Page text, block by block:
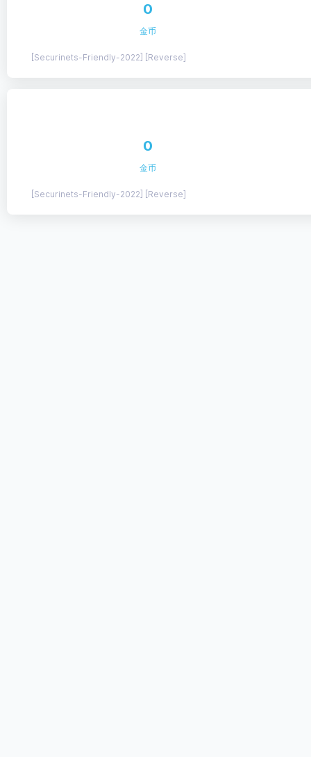
0
金币
[Securinets-Friendly-2022] [Reverse]
0
金币
[Securinets-Friendly-2022] [Reverse]